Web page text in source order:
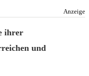
Anzeige
ihrer
und